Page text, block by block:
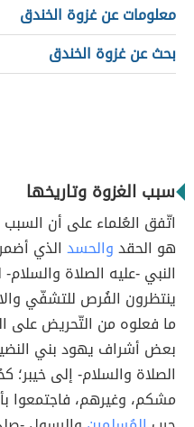
معلومات عن غزوة الخندق
بحث عن غزوة الخندق
سبب الغزوة وتاريخها
اتّفق العُلماء على أن
هو الحقدوالحسد الذي
النبي -عليه الصلاة
ينتظرون الفُرص للتشفّي
ما فعلوه من التّحريض على
بعض أشراف يهود بني
الصلاة والسلام- إلى
مشكم، وغيرهم،